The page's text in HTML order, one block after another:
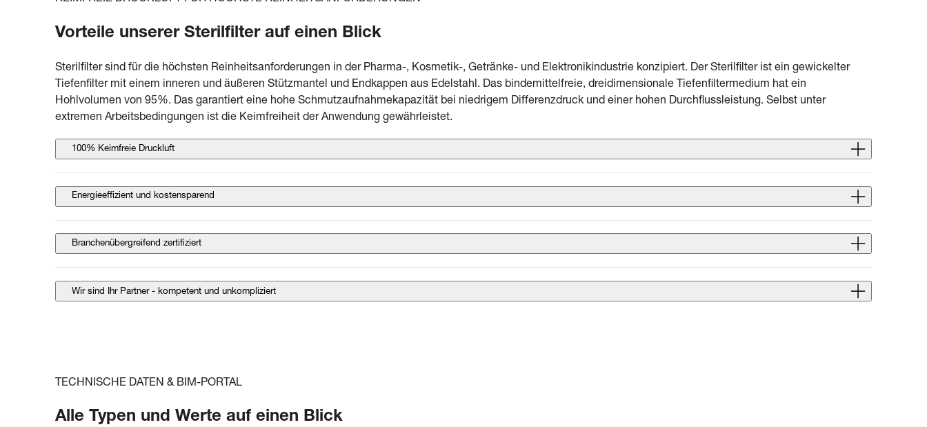
Vorteile unserer Sterilfilter auf einen Blick
Sterilfilter sind für die höchsten Reinheitsanforderungen in der Pharma-, Kosmetik-, Getränke- und Elektronikindustrie konzipiert. Der Sterilfilter ist ein gewickelter
Tiefenfilter mit einem inneren und äußeren Stützmantel und Endkappen aus Edelstahl. Das bindemittelfreie, dreidimensionale Tiefenfiltermedium hat ein
Hohlvolumen von 95%. Das garantiert eine hohe Schmutzaufnahmekapazität bei niedrigem Differenzdruck und einer hohen Durchflussleistung. Selbst unter
extremen Arbeitsbedingungen ist die Keimfreiheit der Anwendung gewährleistet.
100% Keimfreie Druckluft
Energieeffizient und kostensparend
Branchenübergreifend zertifiziert
Wir sind Ihr Partner - kompetent und unkompliziert
TECHNISCHE DATEN & BIM-PORTAL
Alle Typen und Werte auf einen Blick